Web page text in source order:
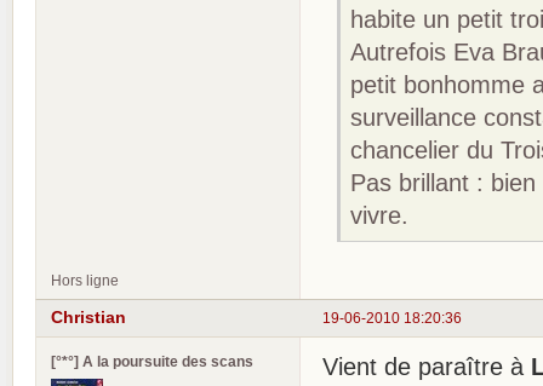
habite un petit
Autrefois Eva
petit bonhomme
surveillance
chancelier du
Pas brillant :
vivre.
Hors ligne
19-06-2010 18:20:36
Christian
[°*°] A la poursuite des scans Vient de paraître à